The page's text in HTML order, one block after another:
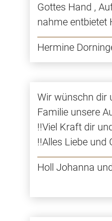
Gottes Hand ,
nahme entbietet
Hermine
Wir wünschn dir
Familie unsere
!!Viel Kraft dir
!!Alles Liebe und
Holl Johanna